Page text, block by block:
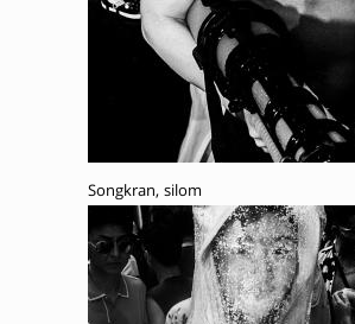
Songkran, silom